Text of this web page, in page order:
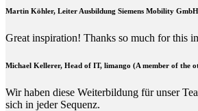
Martin Köhler, Leiter Ausbildung Siemens Mobility GmbH
Great inspiration! Thanks so much for this
Michael Kellerer, Head of IT, limango (A member of the
Wir haben diese Weiterbildung für unser
sich in jeder Sequenz.